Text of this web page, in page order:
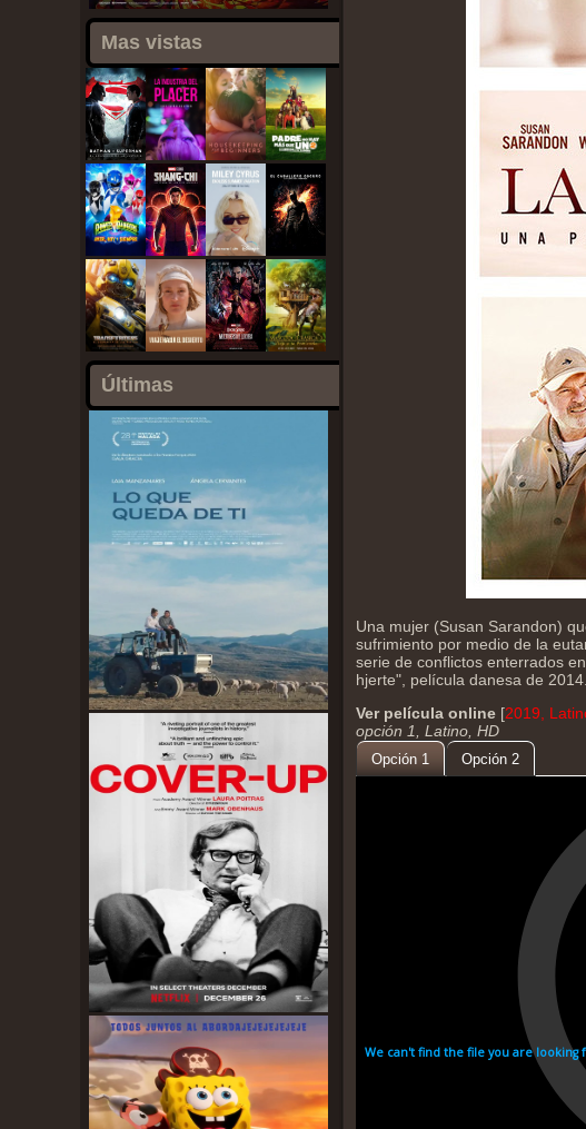
Mas vistas
Últimas
Una mujer (Susan Sarandon)
sufrimiento por medio de la
serie de conflictos enterrados
hjerte", película danesa de 2014.
Ver película online [2019,
opción 1, Latino, HD
Opción 1 Opción 2